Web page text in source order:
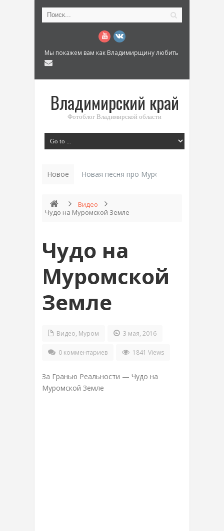
Мы покажем вам как Владимирщину любить
Владимирский край
Фотоблог Владимирской области
Новое Новая песня про Муром: «Былинный
Видео
Чудо на Муромской Земле
Чудо на
Муромской
Земле
Видео, Муром 3 мая, 2016
0 комментариев 1841 Views
За Гранью Реальности — Чудо на
Муромской Земле